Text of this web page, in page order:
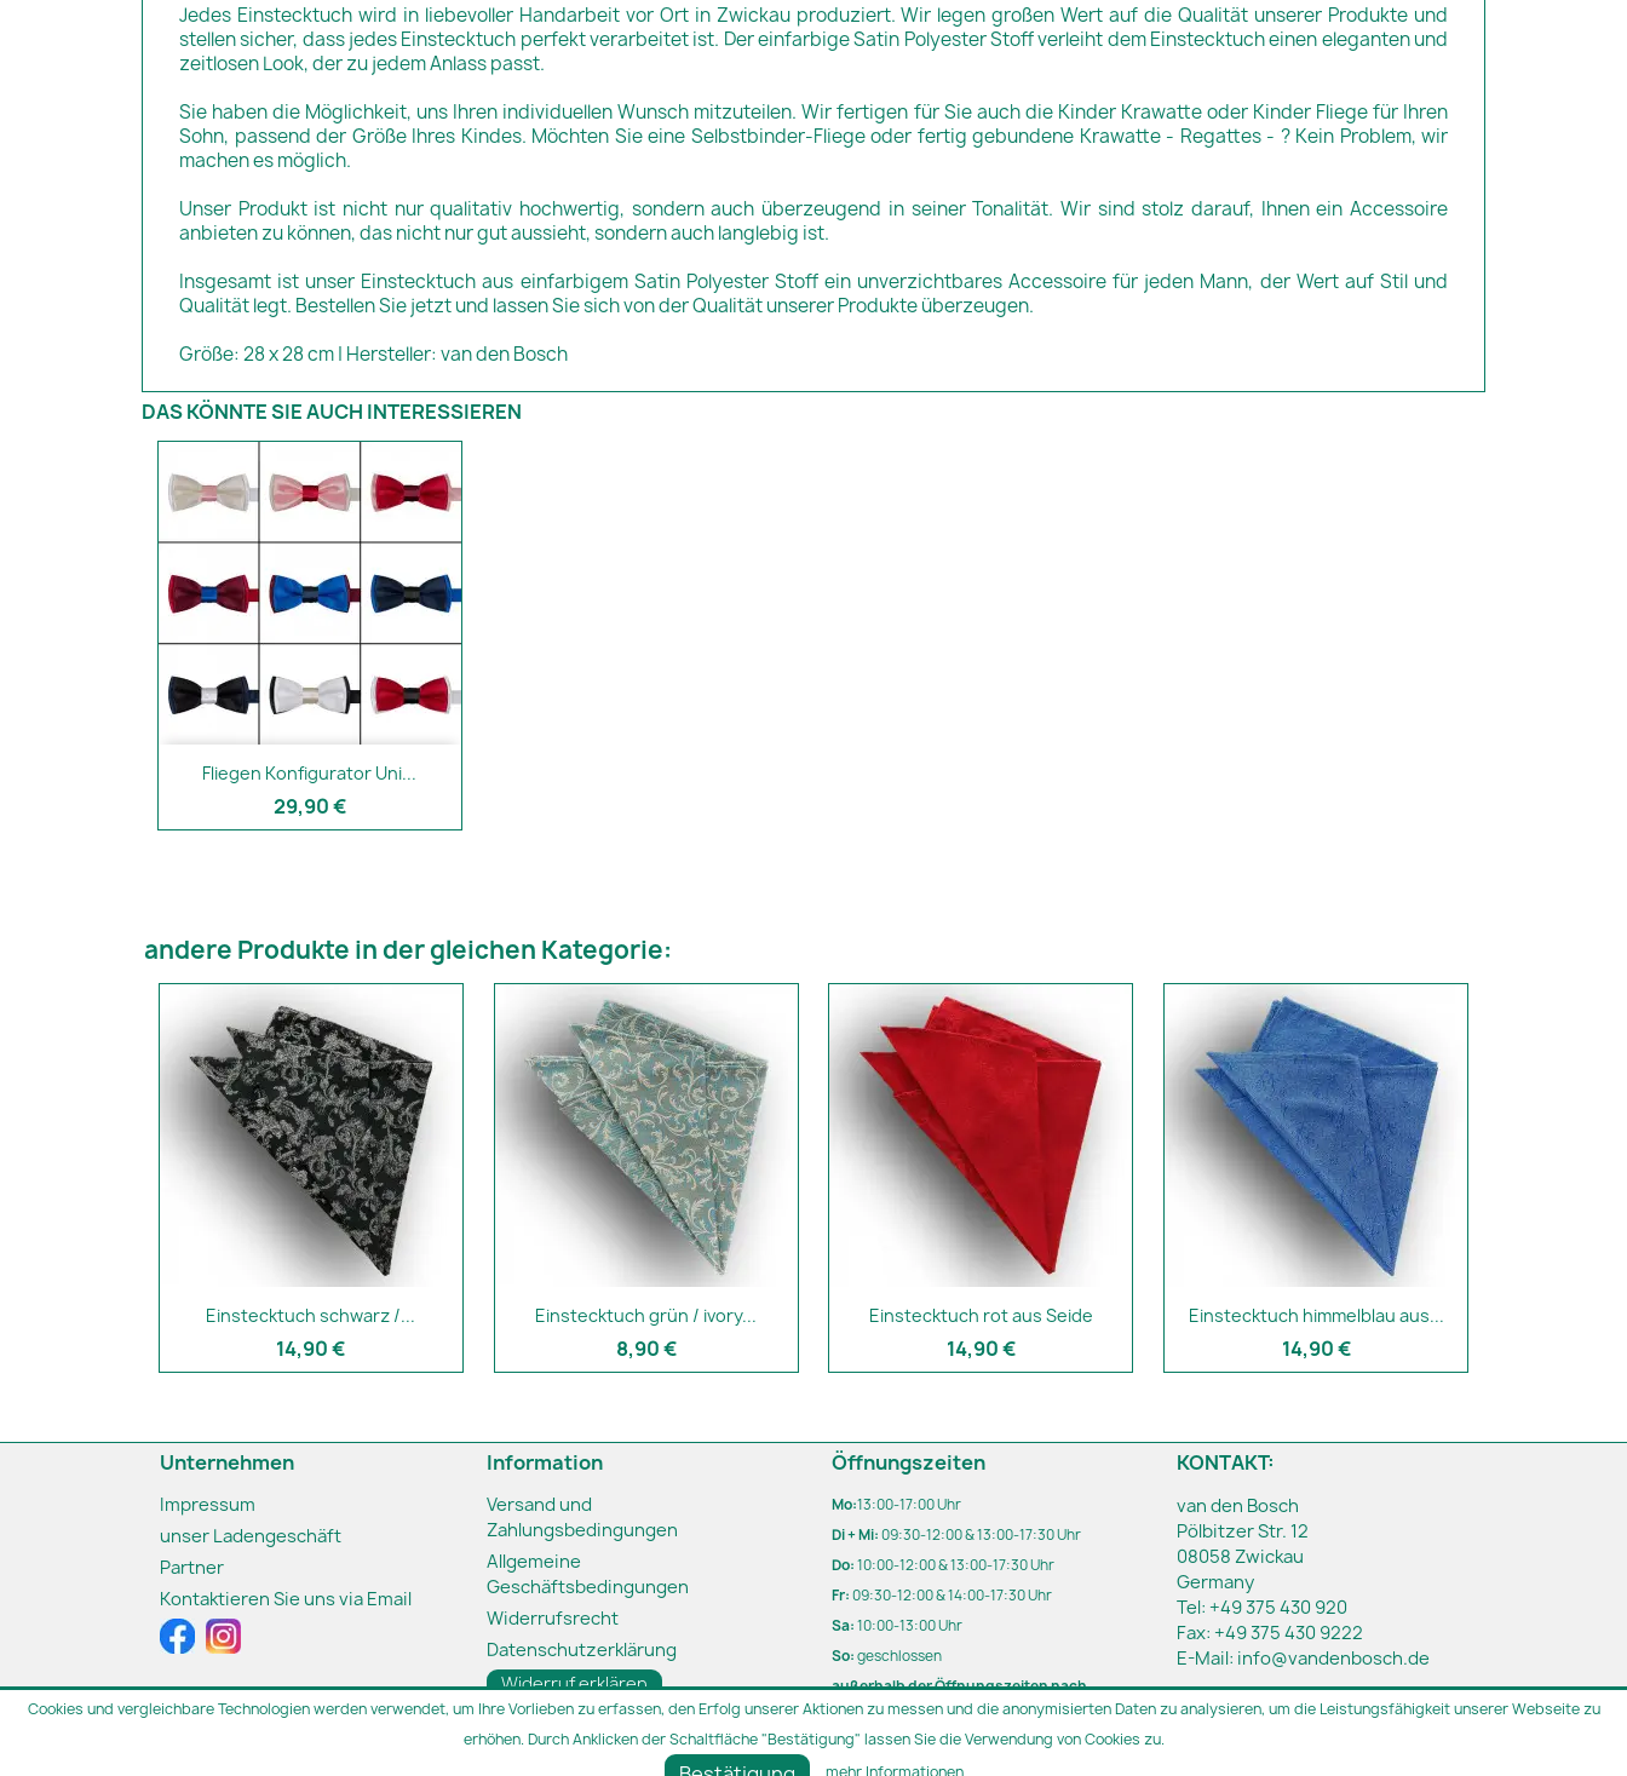
Jedes Einstecktuch wird in liebevoller Handarbeit vor Ort in Zwickau produziert. Wir legen großen Wert auf die Qualität unserer Produkte und
stellen sicher, dass jedes Einstecktuch perfekt verarbeitet ist. Der einfarbige Satin Polyester Stoff verleiht dem Einstecktuch einen eleganten und
zeitlosen Look, der zu jedem Anlass passt.
Sie haben die Möglichkeit, uns Ihren individuellen Wunsch mitzuteilen. Wir fertigen für Sie auch die Kinder Krawatte oder Kinder Fliege für Ihren
Sohn, passend der Größe Ihres Kindes. Möchten Sie eine Selbstbinder-Fliege oder fertig gebundene Krawatte - Regattes - ? Kein Problem, wir
machen es möglich.
Unser Produkt ist nicht nur qualitativ hochwertig, sondern auch überzeugend in seiner Tonalität. Wir sind stolz darauf, Ihnen ein Accessoire
anbieten zu können, das nicht nur gut aussieht, sondern auch langlebig ist.
Insgesamt ist unser Einstecktuch aus einfarbigem Satin Polyester Stoff ein unverzichtbares Accessoire für jeden Mann, der Wert auf Stil und
Qualität legt. Bestellen Sie jetzt und lassen Sie sich von der Qualität unserer Produkte überzeugen.
Größe: 28 x 28 cm | Hersteller: van den Bosch
DAS KÖNNTE SIE AUCH INTERESSIEREN
Schnellansicht
Fliegen Konfigurator Uni...
29,90 €
andere Produkte in der gleichen Kategorie:
Einstecktuch schwarz /...
14,90 €
Einstecktuch grün / ivory...
8,90 €
Einstecktuch rot aus Seide
14,90 €
Einstecktuch himmelblau aus...
14,90 €
Unternehmen
Impressum
unser Ladengeschäft
Partner
Kontaktieren Sie uns via Email
Information
Versand und
Zahlungsbedingungen
Allgemeine
Geschäftsbedingungen
Widerrufsrecht
Datenschutzerklärung
Widerruf erklären
Öffnungszeiten
Mo:13:00-17:00 Uhr
Di + Mi:09:30-12:00 & 13:00-17:30 Uhr
Do:10:00-12:00 & 13:00-17:30 Uhr
Fr:09:30-12:00 & 14:00-17:30 Uhr
Sa:10:00-13:00 Uhr
So:geschlossen
außerhalb der Öffnungszeiten nach
Terminvereinbarung
Parken direkt vor unserem Geschäft.
KONTAKT:
van den Bosch
Pölbitzer Str. 12
08058 Zwickau
Germany
Tel: +49 375 430 920
Fax: +49 375 430 9222
E-Mail: info@vandenbosch.de
Cookies und vergleichbare Technologien werden verwendet, um Ihre Vorlieben zu erfassen, den Erfolg unserer Aktionen zu messen und die anonymisierten Daten zu analysieren, um die Leistungsfähigkeit unserer Webseite zu
erhöhen. Durch Anklicken der Schaltfläche "Bestätigung" lassen Sie die Verwendung von Cookies zu.